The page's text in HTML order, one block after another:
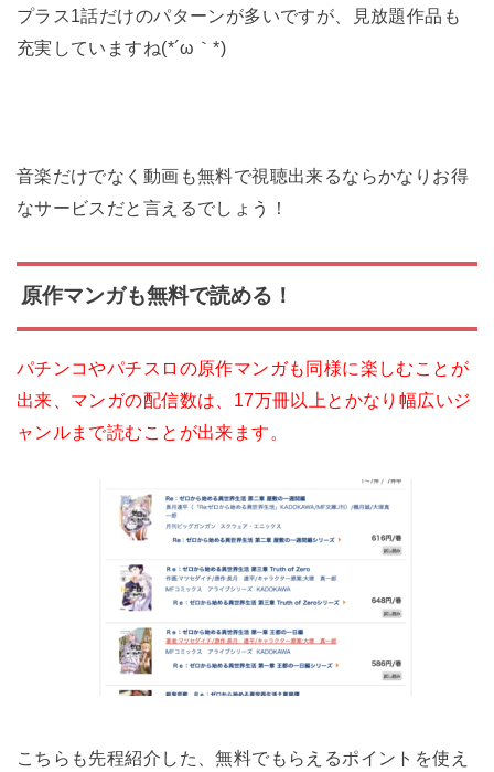
プラス1話だけのパターンが多いですが、見放題作品も
充実していますね(*´ω｀*)
音楽だけでなく動画も無料で視聴出来るならかなりお得
なサービスだと言えるでしょう！
原作マンガも無料で読める！
パチンコやパチスロの原作マンガも同様に楽しむことが
出来、マンガの配信数は、17万冊以上とかなり幅広いジ
ャンルまで読むことが出来ます。
こちらも先程紹介した、無料でもらえるポイントを使え